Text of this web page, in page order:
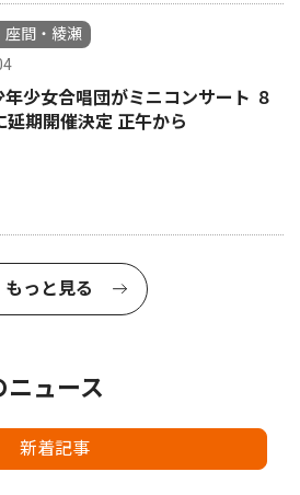
座間・綾瀬
年少女合唱団がミニコンサート ８
延期開催決定 正午から
もっと見る
ニュース
新着記事